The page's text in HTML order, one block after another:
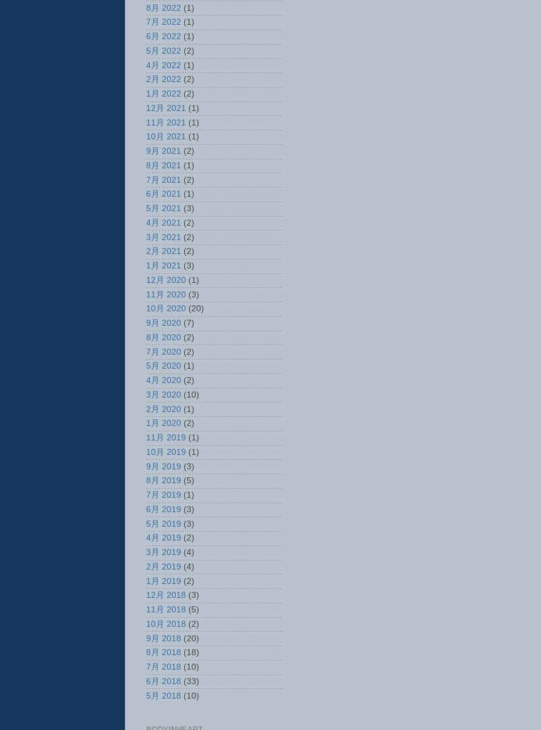
8月 2022 (1)
7月 2022 (1)
6月 2022 (1)
5月 2022 (2)
4月 2022 (1)
2月 2022 (2)
1月 2022 (2)
12月 2021 (1)
11月 2021 (1)
10月 2021 (1)
9月 2021 (2)
8月 2021 (1)
7月 2021 (2)
6月 2021 (1)
5月 2021 (3)
4月 2021 (2)
3月 2021 (2)
2月 2021 (2)
1月 2021 (3)
12月 2020 (1)
11月 2020 (3)
10月 2020 (20)
9月 2020 (7)
8月 2020 (2)
7月 2020 (2)
5月 2020 (1)
4月 2020 (2)
3月 2020 (10)
2月 2020 (1)
1月 2020 (2)
11月 2019 (1)
10月 2019 (1)
9月 2019 (3)
8月 2019 (5)
7月 2019 (1)
6月 2019 (3)
5月 2019 (3)
4月 2019 (2)
3月 2019 (4)
2月 2019 (4)
1月 2019 (2)
12月 2018 (3)
11月 2018 (5)
10月 2018 (2)
9月 2018 (20)
8月 2018 (18)
7月 2018 (10)
6月 2018 (33)
5月 2018 (10)